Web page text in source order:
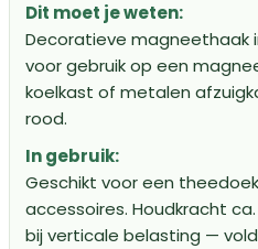
Dit moet je weten:
Decoratieve magneethaak
voor gebruik op een
koelkast of metalen
rood.
In gebruik:
Geschikt voor een
accessoires. Houdkracht
bij verticale belasting —